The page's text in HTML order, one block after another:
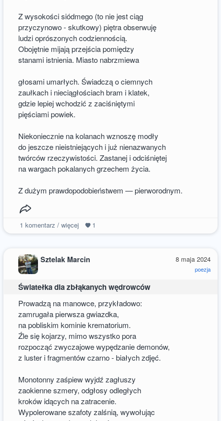
Z wysokości siódmego (to nie jest ciąg
przyczynowo - skutkowy) piętra obserwuję
ludzi oprószonych codziennością.
Obojętnie mijają przejścia pomiędzy
stanami istnienia. Miasto nabrzmiewa
głosami umarłych. Świadczą o ciemnych
zaułkach i nieciągłościach bram i klatek,
gdzie lepiej wchodzić z zaciśniętymi
pięściami powiek.
Niekoniecznie na kolanach wznoszę modły
do jeszcze nieistniejących i już nienazwanych
twórców rzeczywistości. Zastanej i odciśniętej
na wargach pokalanych grzechem życia.
Z dużym prawdopodobieństwem — pierworodnym.
1 komentarz / więcej 1
8 maja 2024
poezja
Sztelak Marcin
Światełka dla zbłąkanych wędrowców
Prowadzą na manowce, przykładowo:
zamrugała pierwsza gwiazdka,
na pobliskim kominie krematorium.
Źle się kojarzy, mimo wszystko pora
rozpocząć zwyczajowe wypędzanie demonów,
z luster i fragmentów czarno - białych zdjęć.
Monotonny zaśpiew wyjdź zagłuszy
zaokienne szmery, odgłosy odległych
kroków idących na zatracenie.
Wypolerowane szafoty zalśnią, wywołując